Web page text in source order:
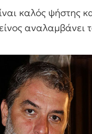
καλός ψήστης
αναλαμβάνει